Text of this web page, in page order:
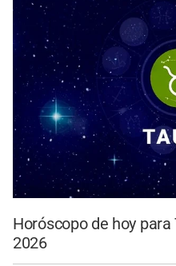
Horóscopo de hoy
2026